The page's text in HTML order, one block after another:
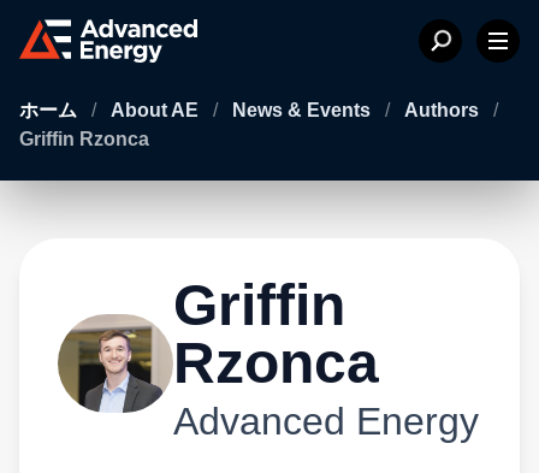
ホーム / About AE / News & Events / Authors
/
Griffin Rzonca
Griffin
Rzonca
Advanced Energy